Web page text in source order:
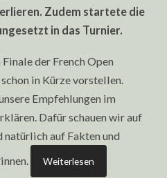
Zudem startete die
in das Turnier.
der French Open
in Kürze vorstellen.
Empfehlungen im
Dafür schauen wir auf
natürlich auf Fakten und
Weiterlesen